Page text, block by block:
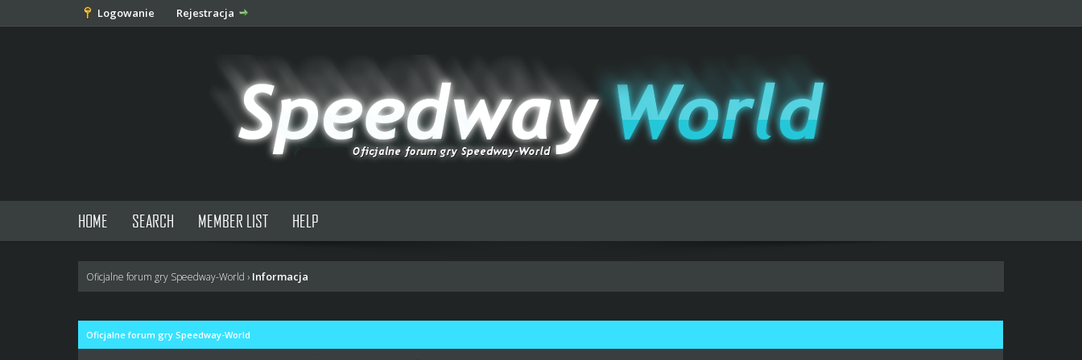
Logowanie Rejestracja
HOME SEARCH MEMBER LIST HELP
Oficjalne forum gry Speedway-World › Informacja
Oficjalne forum gry Speedway-World